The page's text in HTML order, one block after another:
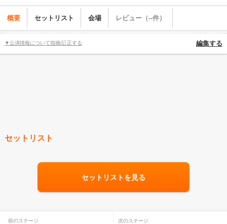
概要 セットリスト 会場 レビュー（--件）
▼公演情報について指摘/訂正する 編集する
セットリスト
セットリストを見る
前のステージ 次のステージ